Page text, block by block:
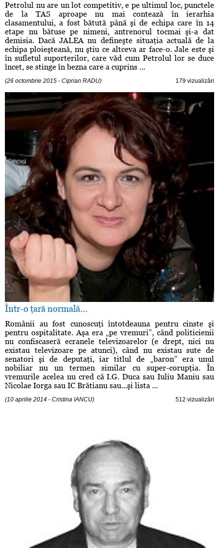
Petrolul nu are un lot competitiv, e pe ultimul loc, punctele
de la TAS aproape nu mai contează în ierarhia
clasamentului, a fost bătută până şi de echipa care în 14
etape nu bătuse pe nimeni, antrenorul tocmai şi-a dat
demisia. Dacă JALEA nu defineşte situaţia actuală de la
echipa ploieşteană, nu ştiu ce altceva ar face-o. Jale este şi
în sufletul suporterilor, care văd cum Petrolul lor se duce
încet, se stinge în bezna care a cuprins ...
(26 octombrie 2015 - Ciprian RADU) 179 vizualizări
Într-o ţară normală...
Românii au fost cunoscuţi întotdeauna pentru cinste şi
pentru ospitalitate. Aşa era „pe vremuri”, când politicienii
nu confiscaseră ecranele televizoarelor (e drept, nici nu
existau televizoare pe atunci), când nu existau sute de
senatori şi de deputaţi, iar titlul de „baron” era unul
nobiliar nu un termen similar cu super-corupţia. În
vremurile acelea nu cred că I.G. Duca sau Iuliu Maniu sau
Nicolae Iorga sau IC Brătianu sau...şi lista ...
(10 aprilie 2014 - Cristina IANCU) 512 vizualizări